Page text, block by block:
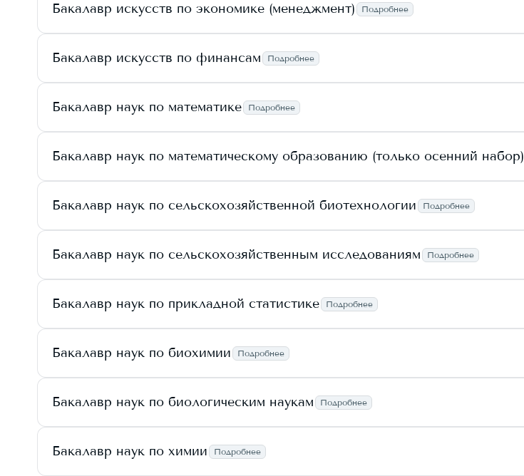
Бакалавр искусств по экономике (менеджмент) Подробнее
Бакалавр искусств по финансам Подробнее
Бакалавр наук по математике Подробнее
Бакалавр наук по математическому образованию (только осенний набор)
Бакалавр наук по сельскохозяйственной биотехнологии Подробнее
Бакалавр наук по сельскохозяйственным исследованиям Подробнее
Бакалавр наук по прикладной статистике Подробнее
Бакалавр наук по биохимии Подробнее
Бакалавр наук по биологическим наукам Подробнее
Бакалавр наук по химии Подробнее